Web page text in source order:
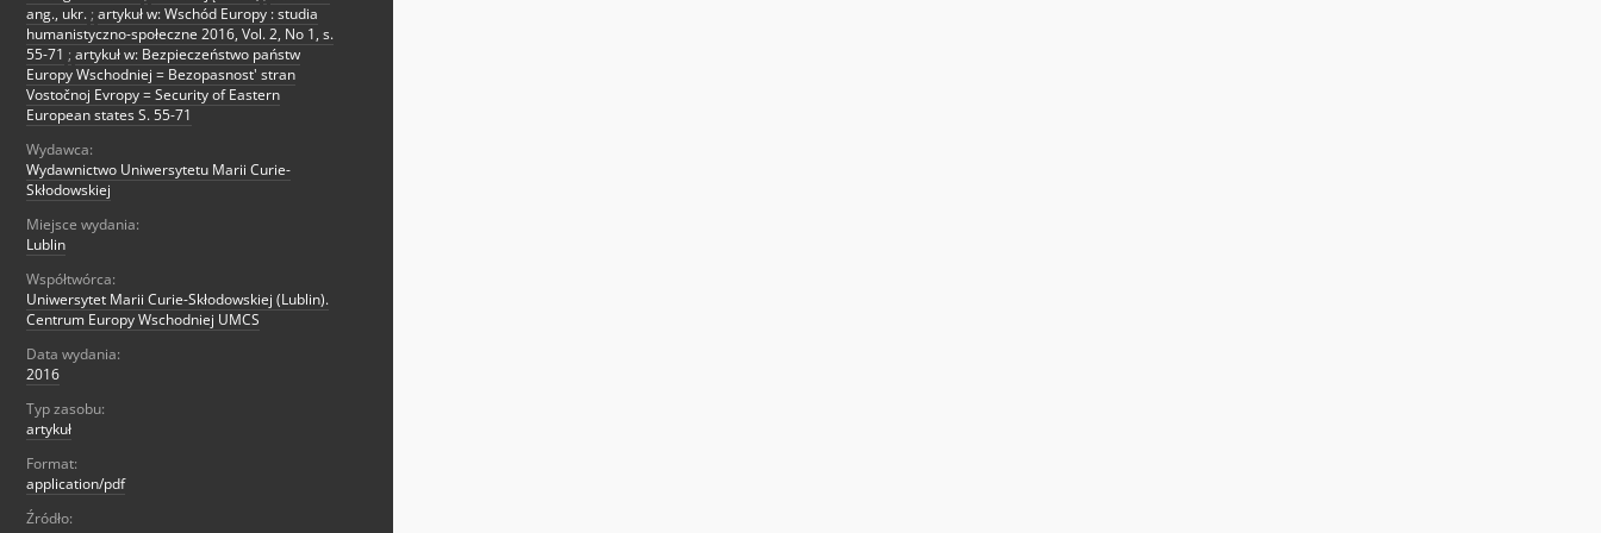
ang., ukr. ; artykuł w: Wschód Europy : studia
humanistyczno-społeczne 2016, Vol. 2, No 1, s.
55-71 ; artykuł w: Bezpieczeństwo państw
Europy Wschodniej = Bezopasnost' stran
Vostočnoj Evropy = Security of Eastern
European states S. 55-71
Wydawca:
Wydawnictwo Uniwersytetu Marii Curie-
Skłodowskiej
Miejsce wydania:
Lublin
Współtwórca:
Uniwersytet Marii Curie-Skłodowskiej (Lublin).
Centrum Europy Wschodniej UMCS
Data wydania:
2016
Typ zasobu:
artykuł
Format:
application/pdf
Źródło: